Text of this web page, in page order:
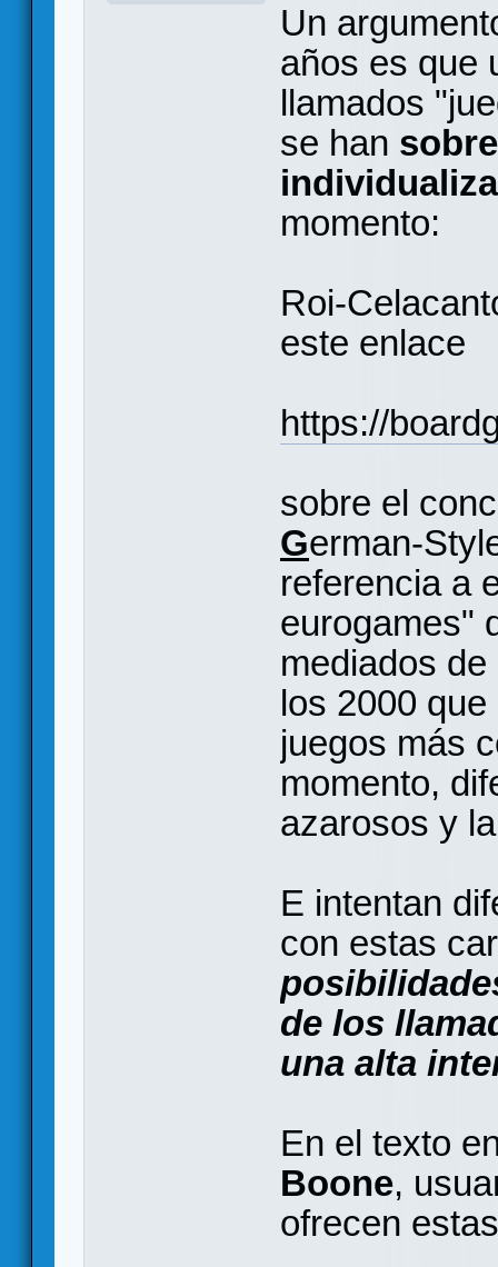
Un
años es que
llamados
se han
momento:
Roi-
este enlace
https://
sobre el
German-
referencia a
eurogames"
mediados
los 2000
juegos más
momento,
azarosos y
E intentan
con estas
de los
una alta
En el texto
Boone,
ofrecen